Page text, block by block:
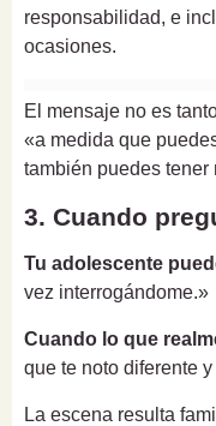
responsabilidad, e
ocasiones.
El mensaje no es
«a medida que
también puedes tener
3. Cuando
Tu adolescente
vez interrogándome.»
Cuando lo que
que te noto diferente
La escena resulta